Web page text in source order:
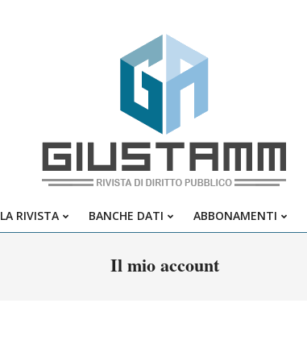
Giustamm
Primary
Menu
LA RIVISTA BANCHE DATI ABBONAMENTI
Il mio account